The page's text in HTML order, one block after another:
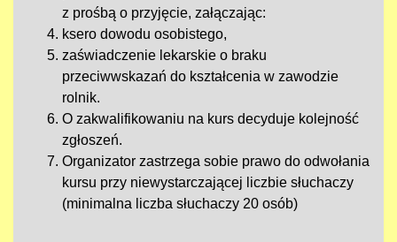
z prośbą o przyjęcie, załączając:
ksero dowodu osobistego,
zaświadczenie lekarskie o braku
przeciwwskazań do kształcenia w zawodzie
rolnik.
O zakwalifikowaniu na kurs decyduje kolejność
zgłoszeń.
Organizator zastrzega sobie prawo do odwołania
kursu przy niewystarczającej liczbie słuchaczy
(minimalna liczba słuchaczy 20 osób)